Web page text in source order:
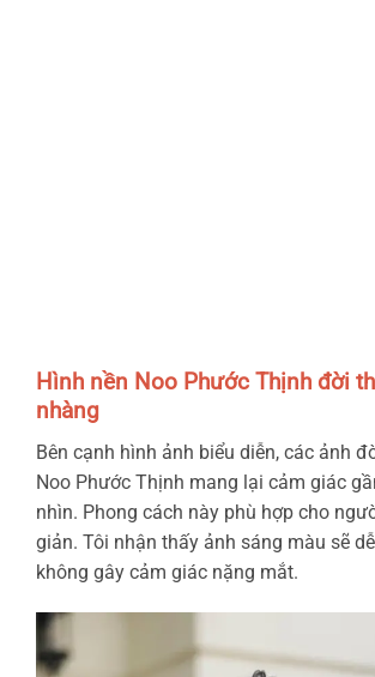
Hình nền Noo Phước Thịnh đời
nhàng
Bên cạnh hình ảnh biểu diễn, các ảnh
Noo Phước Thịnh mang lại cảm giác
nhìn. Phong cách này phù hợp cho
giản. Tôi nhận thấy ảnh sáng màu sẽ
không gây cảm giác nặng mắt.